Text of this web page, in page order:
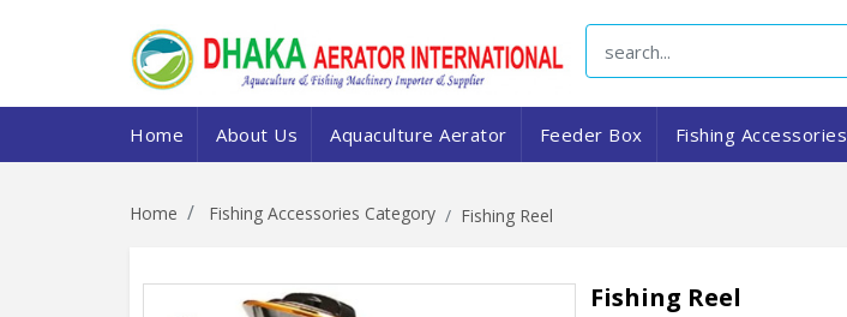
Home About Us Aquaculture Aerator Feeder Box Fishing Accessories
Home Fishing Accessories Category Fishing Reel
Fishing Reel